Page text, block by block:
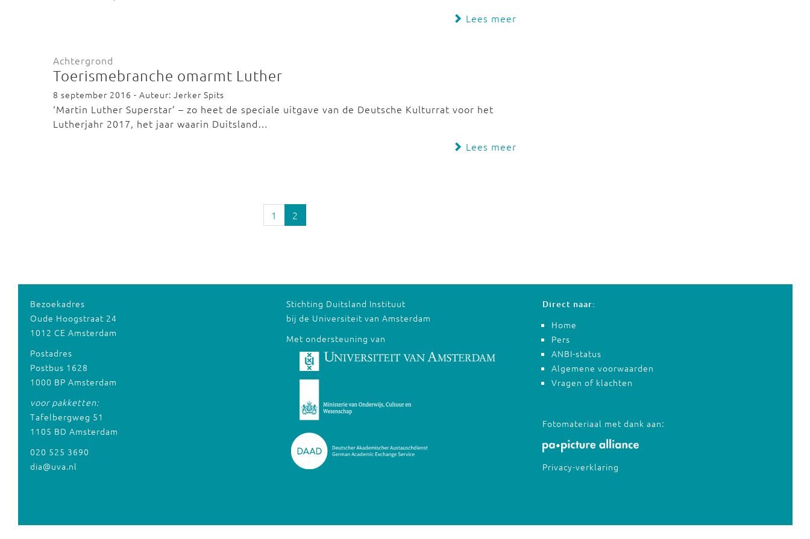
Lees meer
Achtergrond
Toerismebranche omarmt Luther
8 september 2016 - Auteur: Jerker Spits
‘Martin Luther Superstar’ – zo heet de speciale uitgave van de Deutsche Kulturrat voor het
Lutherjahr 2017, het jaar waarin Duitsland…
Lees meer
1 2
Bezoekadres
Oude Hoogstraat 24
1012 CE Amsterdam
Postadres
Postbus 1628
1000 BP Amsterdam
voor pakketten:
Tafelbergweg 51
1105 BD Amsterdam
020 525 3690
dia@uva.nl
Stichting Duitsland Instituut
bij de Universiteit van Amsterdam
Met ondersteuning van
Direct naar:
Home
Pers
ANBI-status
Algemene voorwaarden
Vragen of klachten
Fotomateriaal met dank aan:
Privacy-verklaring